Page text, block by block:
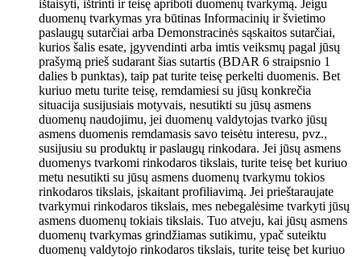
ištaisyti, ištrinti ir teisę apriboti duomenų tvarkymą. Jeigu
duomenų tvarkymas yra būtinas Informacinių ir švietimo
paslaugų sutarčiai arba Demonstracinės sąskaitos sutarčiai,
kurios šalis esate, įgyvendinti arba imtis veiksmų pagal jūsų
prašymą prieš sudarant šias sutartis (BDAR 6 straipsnio 1
dalies b punktas), taip pat turite teisę perkelti duomenis. Bet
kuriuo metu turite teisę, remdamiesi su jūsų konkrečia
situacija susijusiais motyvais, nesutikti su jūsų asmens
duomenų naudojimu, jei duomenų valdytojas tvarko jūsų
asmens duomenis remdamasis savo teisėtu interesu, pvz.,
susijusiu su produktų ir paslaugų rinkodara. Jei jūsų asmens
duomenys tvarkomi rinkodaros tikslais, turite teisę bet kuriuo
metu nesutikti su jūsų asmens duomenų tvarkymu tokios
rinkodaros tikslais, įskaitant profiliavimą. Jei prieštaraujate
tvarkymui rinkodaros tikslais, mes nebegalėsime tvarkyti jūsų
asmens duomenų tokiais tikslais. Tuo atveju, kai jūsų asmens
duomenų tvarkymas grindžiamas sutikimu, ypač suteiktu
duomenų valdytojo rinkodaros tikslais, turite teisę bet kuriuo